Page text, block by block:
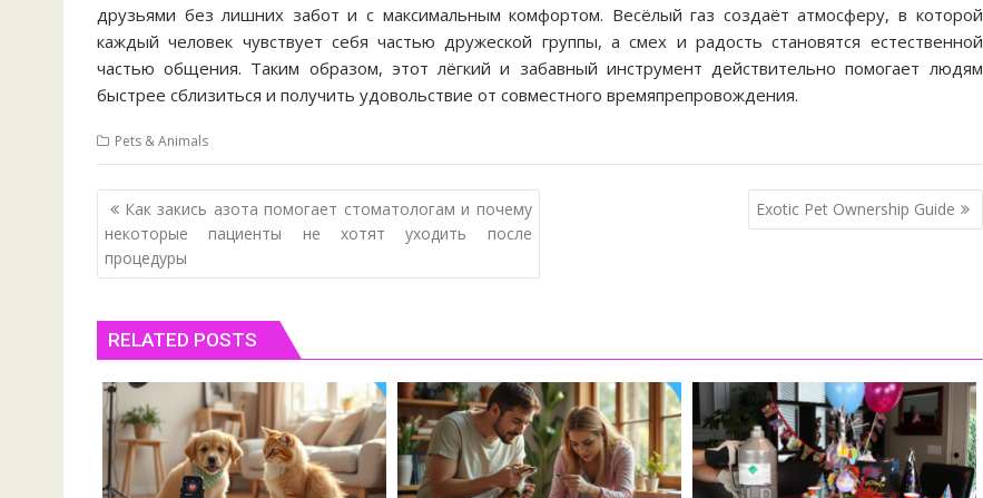
друзьями без лишних забот и с максимальным комфортом. Весёлый газ создаёт атмосферу, в которой
каждый человек чувствует себя частью дружеской группы, а смех и радость становятся естественной
частью общения. Таким образом, этот лёгкий и забавный инструмент действительно помогает людям
быстрее сблизиться и получить удовольствие от совместного времяпрепровождения.
Pets & Animals
Post
navigation
Как закись азота помогает стоматологам и почему
некоторые пациенты не хотят уходить после
процедуры
Exotic Pet Ownership Guide
RELATED POSTS